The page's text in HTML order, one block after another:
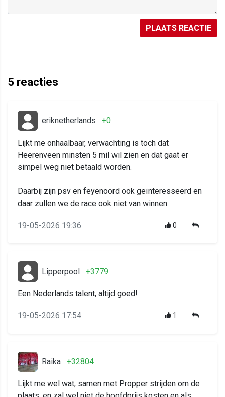
PLAATS REACTIE
5 reacties
eriknetherlands +0
Lijkt me onhaalbaar, verwachting is toch dat
Heerenveen minsten 5 mil wil zien en dat gaat er
simpel weg niet betaald worden.
Daarbij zijn psv en feyenoord ook geïnteresseerd en
daar zullen we de race ook niet van winnen.
19-05-2026 19:36 0
Lipperpool +3779
Een Nederlands talent, altijd goed!
19-05-2026 17:54 1
Raika +32804
Lijkt me wel wat, samen met Propper strijden om de